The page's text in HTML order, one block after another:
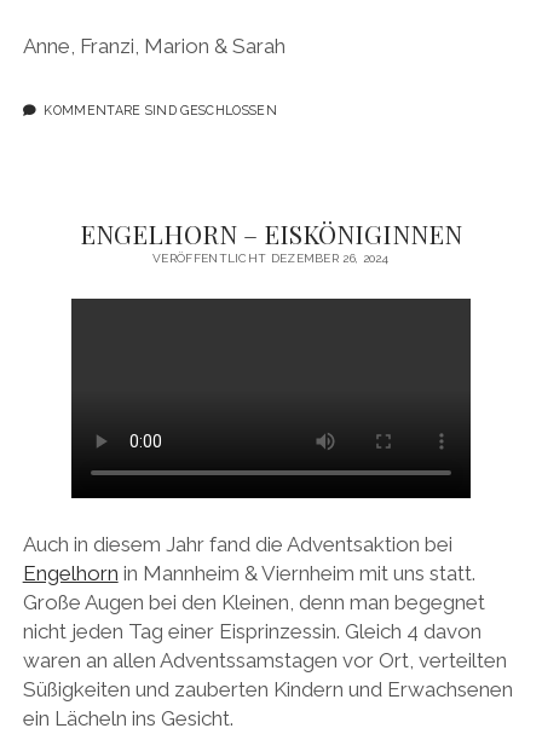
Anne, Franzi, Marion & Sarah
KOMMENTARE SIND GESCHLOSSEN
ENGELHORN – EISKÖNIGINNEN
VERÖFFENTLICHT DEZEMBER 26, 2024
Auch in diesem Jahr fand die Adventsaktion bei
Engelhorn in Mannheim & Viernheim mit uns statt.
Große Augen bei den Kleinen, denn man begegnet
nicht jeden Tag einer Eisprinzessin. Gleich 4 davon
waren an allen Adventssamstagen vor Ort, verteilten
Süßigkeiten und zauberten Kindern und Erwachsenen
ein Lächeln ins Gesicht.